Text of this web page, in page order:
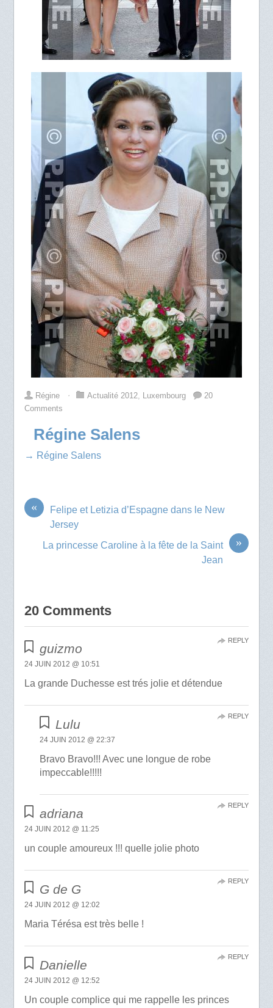
Régine ⋅ Actualité 2012, Luxembourg
20
Comments
Régine Salens
→ Régine Salens
«
Felipe et Letizia d’Espagne dans le New
Jersey
»
La princesse Caroline à la fête de la Saint
Jean
20 Comments
guizmo
24 JUIN 2012 @ 10:51
La grande Duchesse est trés jolie et détendue
REPLY
Lulu
24 JUIN 2012 @ 22:37
Bravo Bravo!!! Avec une longue de robe
impeccable!!!!!
REPLY
adriana
24 JUIN 2012 @ 11:25
un couple amoureux !!! quelle jolie photo
REPLY
G de G
24 JUIN 2012 @ 12:02
Maria Térésa est très belle !
REPLY
Danielle
24 JUIN 2012 @ 12:52
Un couple complice qui me rappelle les princes
REPLY